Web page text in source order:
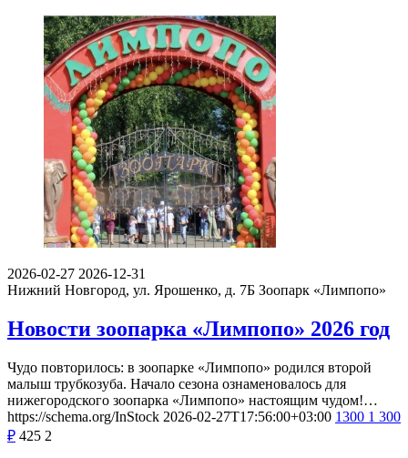
2026-02-27 2026-12-31
Нижний Новгород, ул. Ярошенко, д. 7Б Зоопарк «Лимпопо»
Новости зоопарка «Лимпопо» 2026 год
Чудо повторилось: в зоопарке «Лимпопо» родился второй
малыш трубкозуба. Начало сезона ознаменовалось для
нижегородского зоопарка «Лимпопо» настоящим чудом!…
https://schema.org/InStock 2026-02-27T17:56:00+03:00 1300 1 300
₽ 425 2